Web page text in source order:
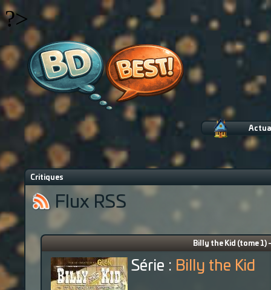
?>
Critiques
Flux RSS
Billy the Kid (tome
Série : Billy the Kid